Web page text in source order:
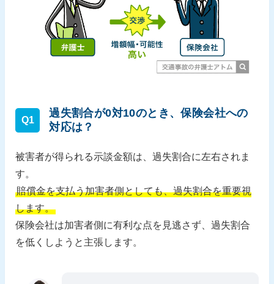
Q1
過失割合が0対10のとき、保険会社への
対応は？
被害者が得られる示談金額は、過失割合に左右されま
す。
賠償金を支払う加害者側としても、過失割合を重要視
します。
保険会社は加害者側に有利な点を見逃さず、過失割合
を低くしようと主張します。